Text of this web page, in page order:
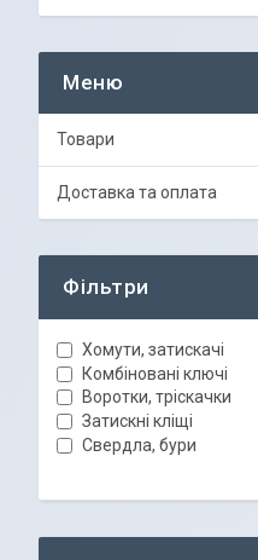
Товари
Доставка та оплата
Фільтри
Хомути, затискачі
Комбіновані ключі
Воротки, тріскачки
Затискні кліщі
Свердла, бури